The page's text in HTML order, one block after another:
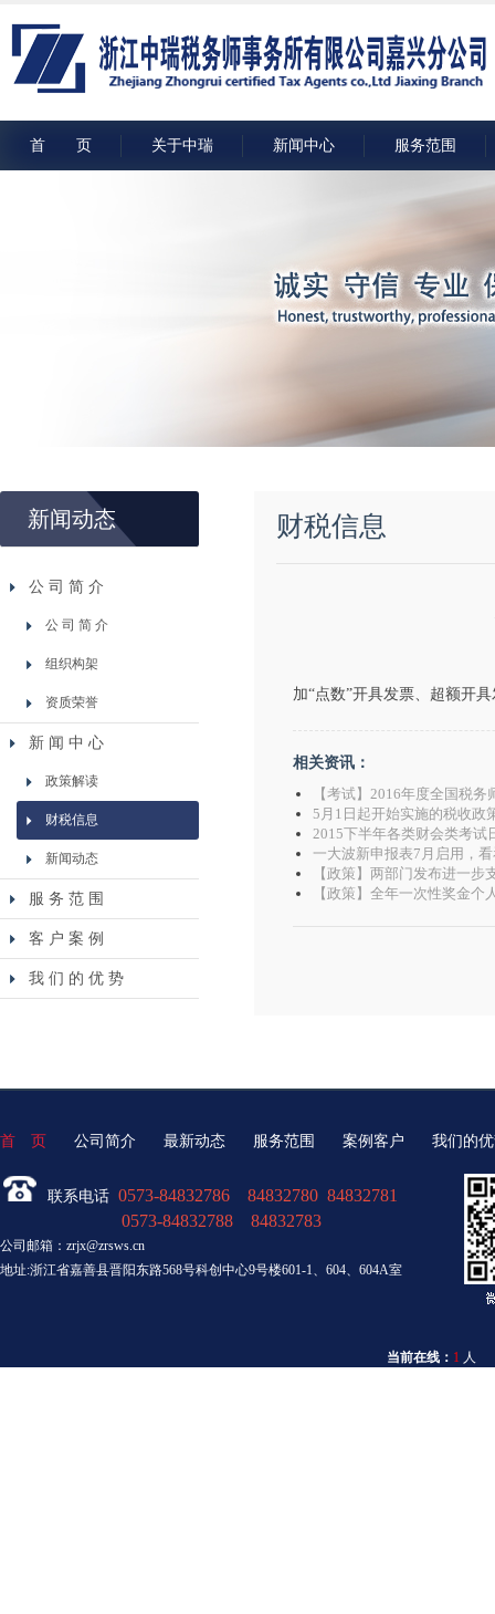
首 页 关于中瑞 新闻中心 服务范围
新闻动态
公 司 简 介
公 司 简 介
组织构架
资质荣誉
新 闻 中 心
政策解读
财税信息
新闻动态
服 务 范 围
客 户 案 例
我 们 的 优 势
财税信息
加“点数”开具发票、超额开
相关资讯：
【考试】2016年度全国税
5月1日起开始实施的税收政
2015下半年各类财会类考试
一大波新申报表7月启用，
【政策】两部门发布进一
【政策】全年一次性奖金
首 页 公司简介 最新动态 服务范围 案例客户 我们的
联系电话 0573-84832786 84832780 84832781
0573-84832788 84832783
公司邮箱：zrjx@zrsws.cn
地址:浙江省嘉善县晋阳东路568号科创中心9号楼601-1、604、604A室
当前在线： 1